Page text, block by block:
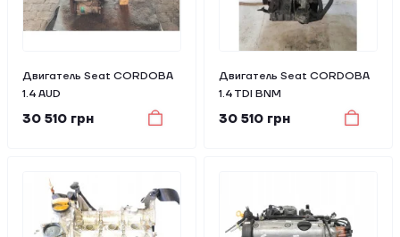
Двигатель Seat CORDOBA
1.4 AUD
30 510 грн
Двигатель Seat CORDOBA
1.4 TDI BNM
30 510 грн